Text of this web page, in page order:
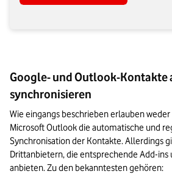
Google- und Outlook-Kontakte
synchronisieren
Wie eingangs beschrieben erlauben
Microsoft Outlook die automatische und
Synchronisation der Kontakte. Allerdings
Drittanbietern, die entsprechende Add-
anbieten. Zu den bekanntesten gehören: